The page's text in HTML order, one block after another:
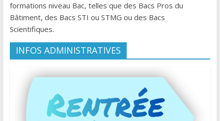
formations niveau Bac, telles que des Bacs Pros du
Bâtiment, des Bacs STI ou STMG ou des Bacs
Scientifiques.
INFOS ADMINISTRATIVES